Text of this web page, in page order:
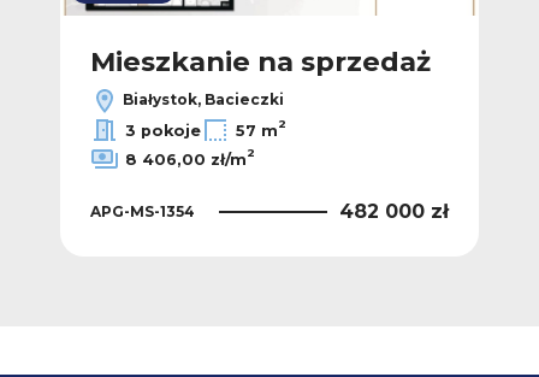
Mieszkanie na sprzedaż
Białystok, Bacieczki
3 pokoje
57 m2
8 406,00 zł/m2
APG-MS-1354 482 000 zł